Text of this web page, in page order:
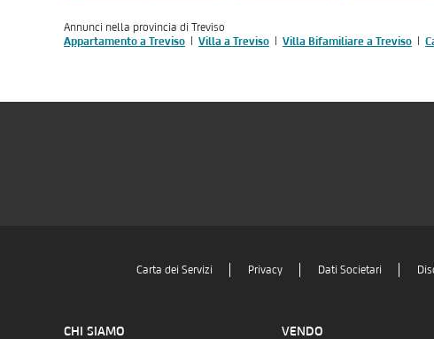
Annunci nella provincia di Treviso
Appartamento a Treviso
Villa a Treviso Villa Bifamiliare a Treviso
Carta dei Servizi Privacy Dati Societari
CHI SIAMO VENDO